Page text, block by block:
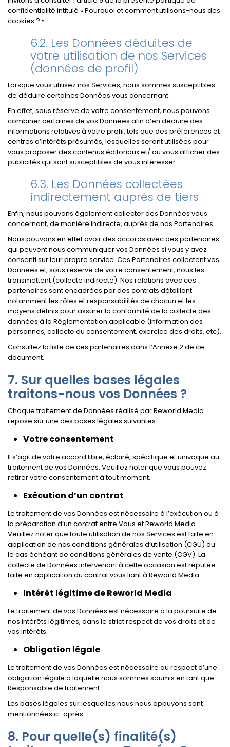
confidentialité intitulé « Pourquoi et comment utilisons-nous des
cookies ? ».
Les Données déduites de
votre utilisation de nos Services
(données de profil)
Lorsque vous utilisez nos Services, nous sommes susceptibles
de déduire certaines Données vous concernant.
En effet, sous réserve de votre consentement, nous pouvons
combiner certaines de vos Données afin d’en déduire des
informations relatives à votre profil, tels que des préférences et
centres d’intérêts présumés, lesquelles seront utilisées pour
vous proposer des contenus éditoriaux et/ ou vous afficher des
publicités qui sont susceptibles de vous intéresser.
Les Données collectées
indirectement auprès de tiers
Enfin, nous pouvons également collecter des Données vous
concernant, de manière indirecte, auprès de nos Partenaires.
Nous pouvons en effet avoir des accords avec des partenaires
qui peuvent nous communiquer vos Données si vous y avez
consenti sur leur propre service. Ces Partenaires collectent vos
Données et, sous réserve de votre consentement, nous les
transmettent (collecte indirecte). Nos relations avec ces
partenaires sont encadrées par des contrats détaillant
notamment les rôles et responsabilités de chacun et les
moyens définis pour assurer la conformité de la collecte des
données à la Réglementation applicable (information des
personnes, collecte du consentement, exercice des droits, etc).
Consultez la liste de ces partenaires dans l’Annexe 2 de ce
document.
Sur quelles bases légales
traitons-nous vos Données ?
Chaque traitement de Données réalisé par Reworld Media
repose sur une des bases légales suivantes :
Votre consentement
Il s’agit de votre accord libre, éclairé, spécifique et univoque au
traitement de vos Données. Veuillez noter que vous pouvez
retirer votre consentement à tout moment.
Exécution d’un contrat
Le traitement de vos Données est nécessaire à l’exécution ou à
la préparation d’un contrat entre Vous et Reworld Media.
Veuillez noter que toute utilisation de nos Services est faite en
application de nos conditions générales d’utilisation (CGU) ou
le cas échéant de conditions générales de vente (CGV). La
collecte de Données intervenant à cette occasion est réputée
faite en application du contrat vous liant à Reworld Media.
Intérêt légitime de Reworld Media
Le traitement de vos Données est nécessaire à la poursuite de
nos intérêts légitimes, dans le strict respect de vos droits et de
vos intérêts.
Obligation légale
Le traitement de vos Données est nécessaire au respect d’une
obligation légale à laquelle nous sommes soumis en tant que
Responsable de traitement.
Les bases légales sur lesquelles nous nous appuyons sont
mentionnées ci-après.
Pour quelle(s) finalité(s)